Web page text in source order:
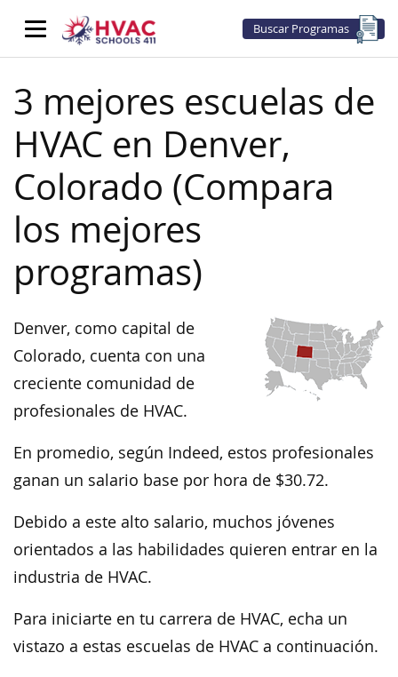
Buscar Programas
3 mejores escuelas de
HVAC en Denver,
Colorado (Compara
los mejores
programas)
Denver, como capital de
Colorado, cuenta con una
creciente comunidad de
profesionales de HVAC.
En promedio, según Indeed, estos profesionales
ganan un salario base por hora de $30.72.
Debido a este alto salario, muchos jóvenes
orientados a las habilidades quieren entrar en la
industria de HVAC.
Para iniciarte en tu carrera de HVAC, echa un
vistazo a estas escuelas de HVAC a continuación.